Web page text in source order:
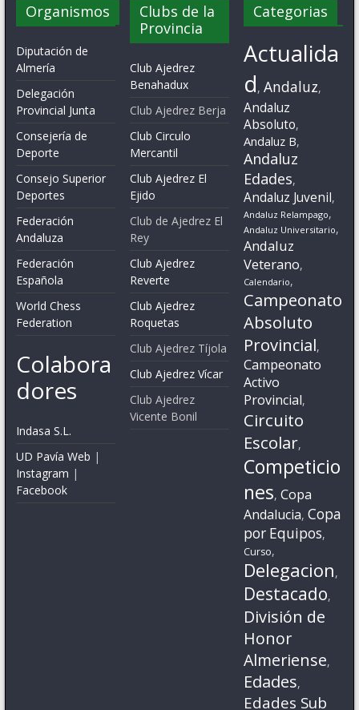
Organismos
Diputación de
Almería
Delegación
Provincial Junta
Consejería de
Deporte
Consejo Superior
Deportes
Federación
Andaluza
Federación
Española
World Chess
Federation
Colabora
dores
Indasa S.L.
UD Pavía Web |
Instagram |
Facebook
Clubs de la
Provincia
Club Ajedrez
Benahadux
Club Ajedrez Berja
Club Circulo
Mercantil
Club Ajedrez El
Ejido
Club de Ajedrez El
Rey
Club Ajedrez
Reverte
Club Ajedrez
Roquetas
Club Ajedrez Tíjola
Club Ajedrez Vícar
Club Ajedrez
Vicente Bonil
Categorias
Actualida
d,Andaluz,
Andaluz
Absoluto,
Andaluz B,
Andaluz
Edades,
Andaluz Juvenil,
Andaluz Relampago,
Andaluz Universitario,
Andaluz
Veterano,
Calendario,
Campeonato
Absoluto
Provincial,
Campeonato
Activo
Provincial,
Circuito
Escolar,
Competicio
nes,Copa
Andalucia,Copa
por Equipos,
Curso,
Delegacion,
Destacado,
División de
Honor
Almeriense,
Edades,
Edades Sub